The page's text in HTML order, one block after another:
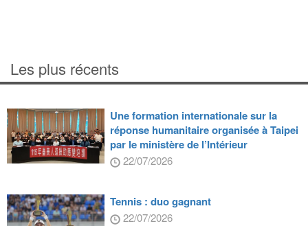
Les plus récents
Une formation internationale sur la
réponse humanitaire organisée à Taipei
par le ministère de l’Intérieur
22/07/2026
Tennis : duo gagnant
22/07/2026